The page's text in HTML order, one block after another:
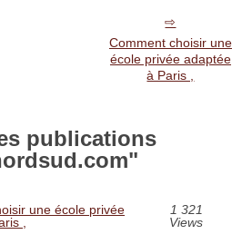
Comment choisir une
école privée adaptée
à Paris ,
publications
une école privée
,
1 321
Views